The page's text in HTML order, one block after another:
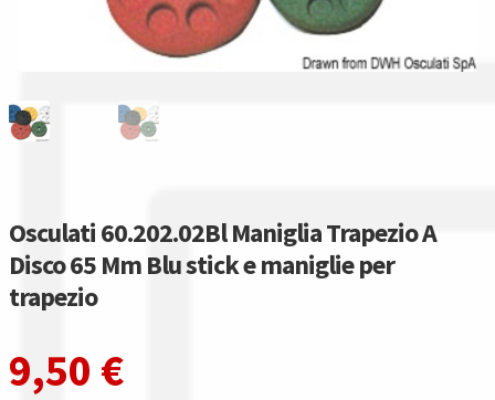
Diritto di recesso
Gestione resi
Pagamenti
Privacy policy
Confronta
Osculati 60.202.02Bl Maniglia Trapezio A
Disco 65 Mm Blu stick e maniglie per
trapezio
9,50 €